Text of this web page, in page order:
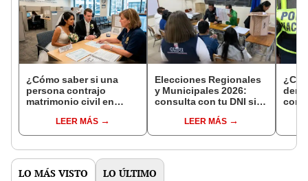
¿Cómo saber si una
persona contrajo
matrimonio civil en
LEER MÁS
Elecciones Regionales
y Municipales 2026:
consulta con tu DNI si
de mesa para este 4 de
octubre en el link oficial
LEER MÁS
con
LO MÁS VISTO LO ÚLTIMO